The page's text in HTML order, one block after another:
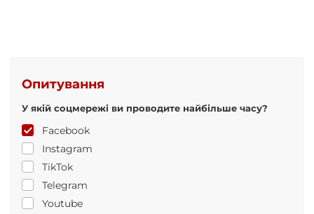
Опитування
У якій соцмережі ви проводите найбільше часу?
Facebook
Instagram
TikTok
Telegram
Youtube